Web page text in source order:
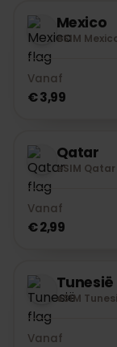
Mexico
eSIM
Vanaf
€ 3,99
Qatar
eSIM Qatar
Vanaf
€ 2,99
Tunesië
eSIM
Vanaf